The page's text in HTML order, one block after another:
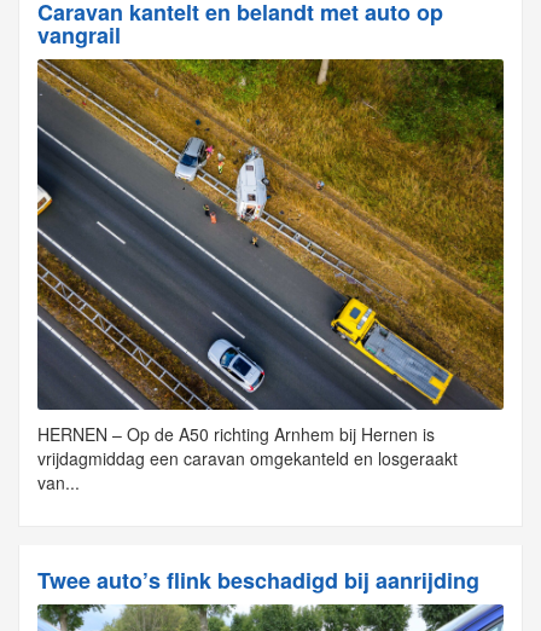
Caravan kantelt en belandt met auto op
vangrail
HERNEN – Op de A50 richting Arnhem bij Hernen is
vrijdagmiddag een caravan omgekanteld en losgeraakt
van...
Twee auto’s flink beschadigd bij aanrijding